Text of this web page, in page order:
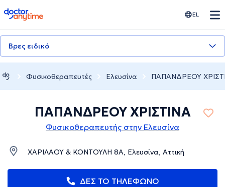
doctoranytime EL
Βρες ειδικό
Φυσικοθεραπευτές Ελευσίνα ΠΑΠΑΝΔΡΕΟΥ
ΠΑΠΑΝΔΡΕΟΥ ΧΡΙΣΤΙΝΑ
Φυσικοθεραπευτής στην Ελευσίνα
ΧΑΡΙΛΑΟΥ & ΚΟΝΤΟΥΛΗ 8Α, Ελευσίνα, Αττική
ΔΕΣ ΤΟ ΤΗΛΕΦΩΝΟ